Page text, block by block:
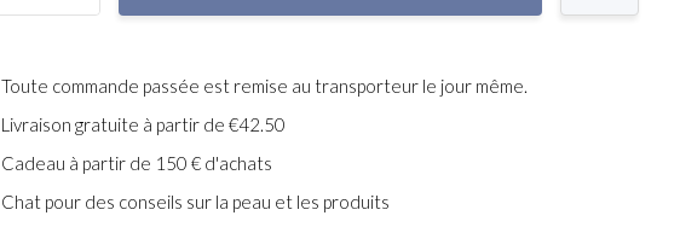
Toute commande passée est remise au transporteur le jour même.
Livraison gratuite à partir de €42.50
Cadeau à partir de 150 € d'achats
Chat pour des conseils sur la peau et les produits